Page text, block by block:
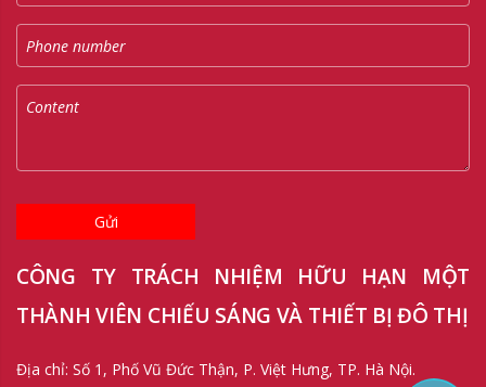
Gửi
CÔNG TY TRÁCH NHIỆM HỮU HẠN MỘT
THÀNH VIÊN CHIẾU SÁNG VÀ THIẾT BỊ ĐÔ THỊ
Địa chỉ: Số 1, Phố Vũ Đức Thận, P. Việt Hưng, TP. Hà Nội.